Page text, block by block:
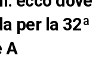
per la 32ª
A